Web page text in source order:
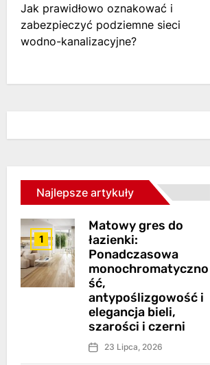
Jak prawidłowo oznakować i
zabezpieczyć podziemne sieci
wodno-kanalizacyjne?
Najlepsze artykuły
1
Matowy gres do
łazienki:
Ponadczasowa
monochromatyczno
ść,
antypoślizgowość i
elegancja bieli,
szarości i czerni
23 Lipca, 2026